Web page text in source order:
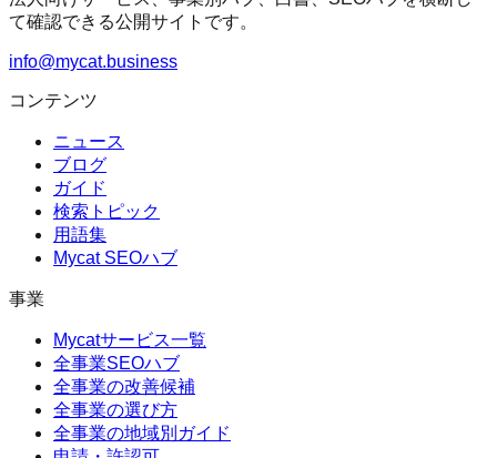
て確認できる公開サイトです。
info@mycat.business
コンテンツ
ニュース
ブログ
ガイド
検索トピック
用語集
Mycat SEOハブ
事業
Mycatサービス一覧
全事業SEOハブ
全事業の改善候補
全事業の選び方
全事業の地域別ガイド